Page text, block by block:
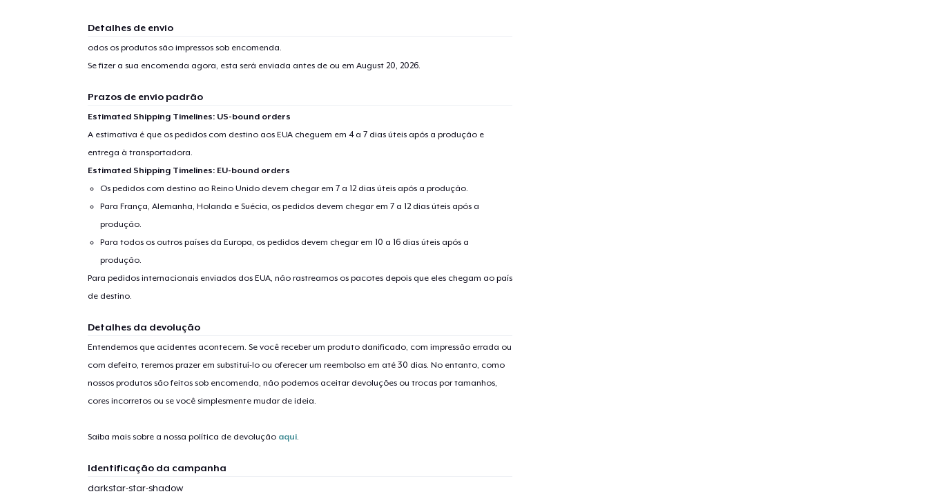
Detalhes de envio
odos os produtos são impressos sob encomenda.
Se fizer a sua encomenda agora, esta será enviada antes de ou em August 20, 2026.
Prazos de envio padrão
Estimated Shipping Timelines: US-bound orders
A estimativa é que os pedidos com destino aos EUA cheguem em 4 a 7 dias úteis após a produção e
entrega à transportadora.
Estimated Shipping Timelines: EU-bound orders
Os pedidos com destino ao Reino Unido devem chegar em 7 a 12 dias úteis após a produção.
Para França, Alemanha, Holanda e Suécia, os pedidos devem chegar em 7 a 12 dias úteis após a
produção.
Para todos os outros países da Europa, os pedidos devem chegar em 10 a 16 dias úteis após a
produção.
Para pedidos internacionais enviados dos EUA, não rastreamos os pacotes depois que eles chegam ao país
de destino.
Detalhes da devolução
Entendemos que acidentes acontecem. Se você receber um produto danificado, com impressão errada ou
com defeito, teremos prazer em substituí-lo ou oferecer um reembolso em até 30 dias. No entanto, como
nossos produtos são feitos sob encomenda, não podemos aceitar devoluções ou trocas por tamanhos,
cores incorretos ou se você simplesmente mudar de ideia.
Saiba mais sobre a nossa política de devolução aqui.
Identificação da campanha
darkstar-star-shadow